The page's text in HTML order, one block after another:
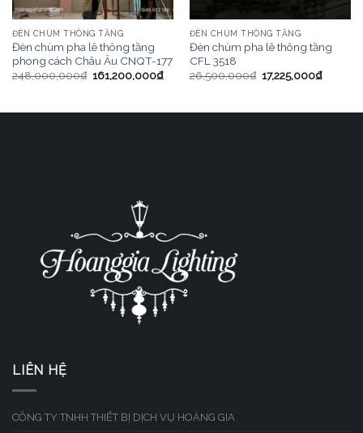
ĐÈN CHÙM THÔNG TẦNG
Đèn chùm pha lê thông tầng
phong cách Châu Âu CNQT-177
248,000,000₫ 161,200,000₫
ĐÈN CHÙM THÔNG TẦNG
Đèn chùm pha lê thông tầng
CFL 3518
26,500,000₫ 17,225,000₫
LIÊN HỆ
CÔNG TY TNHH THIẾT BỊ DỊCH VỤ HOÀNG GIA